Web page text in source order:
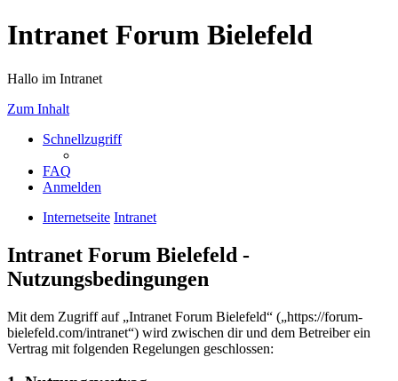
Intranet Forum Bielefeld
Hallo im Intranet
Zum Inhalt
Schnellzugriff
FAQ
Anmelden
Internetseite Intranet
Intranet Forum Bielefeld -
Nutzungsbedingungen
Mit dem Zugriff auf „Intranet Forum Bielefeld“ („https://forum-
bielefeld.com/intranet“) wird zwischen dir und dem Betreiber ein
Vertrag mit folgenden Regelungen geschlossen: